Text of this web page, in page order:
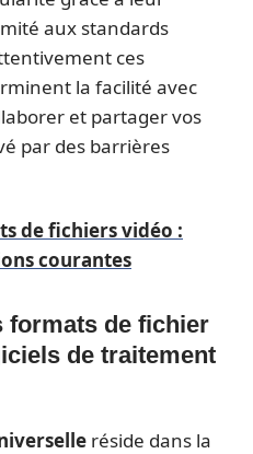
aux standards
ces
la facilité avec
et partager vos
par des barrières
de fichiers vidéo :
courantes
formats de fichier
de traitement
réside dans la